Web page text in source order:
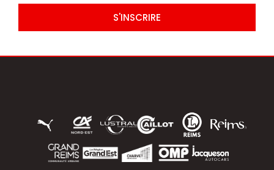
S'INSCRIRE